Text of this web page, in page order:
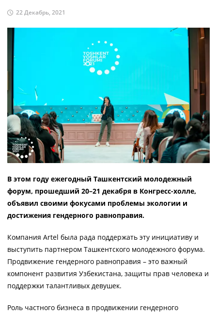
22 Декабрь, 2021
В этом году ежегодный Ташкентский молодежный
форум, прошедший 20–21 декабря в Конгресс-холле,
объявил своими фокусами проблемы экологии и
достижения гендерного равноправия.
Компания Artel была рада поддержать эту инициативу и
выступить партнером Ташкентского молодежного форума.
Продвижение гендерного равноправия – это важный
компонент развития Узбекистана, защиты прав человека и
поддержки талантливых девушек.
Роль частного бизнеса в продвижении гендерного